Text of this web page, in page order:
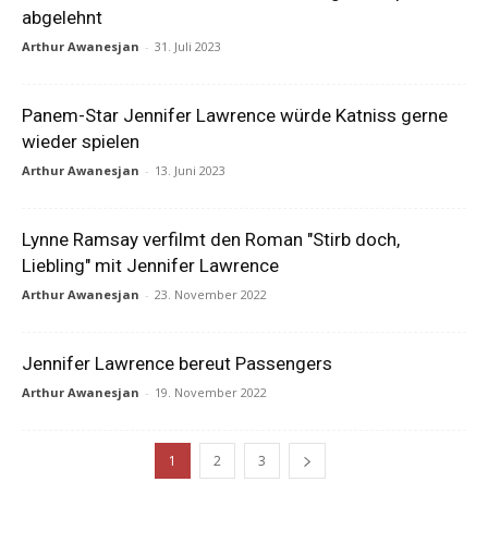
abgelehnt
Arthur Awanesjan - 31. Juli 2023
Panem-Star Jennifer Lawrence würde Katniss gerne
wieder spielen
Arthur Awanesjan - 13. Juni 2023
Lynne Ramsay verfilmt den Roman "Stirb doch,
Liebling" mit Jennifer Lawrence
Arthur Awanesjan - 23. November 2022
Jennifer Lawrence bereut Passengers
Arthur Awanesjan - 19. November 2022
1 2 3